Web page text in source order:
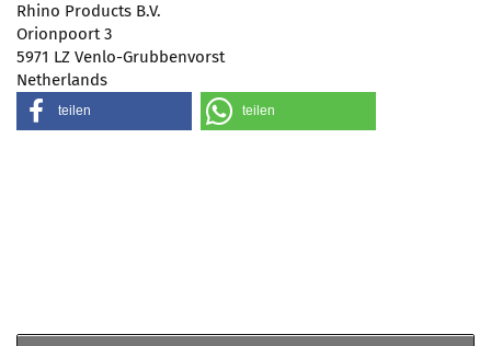
Rhino Products B.V.
Orionpoort 3
5971 LZ Venlo-Grubbenvorst
Netherlands
teilen teilen